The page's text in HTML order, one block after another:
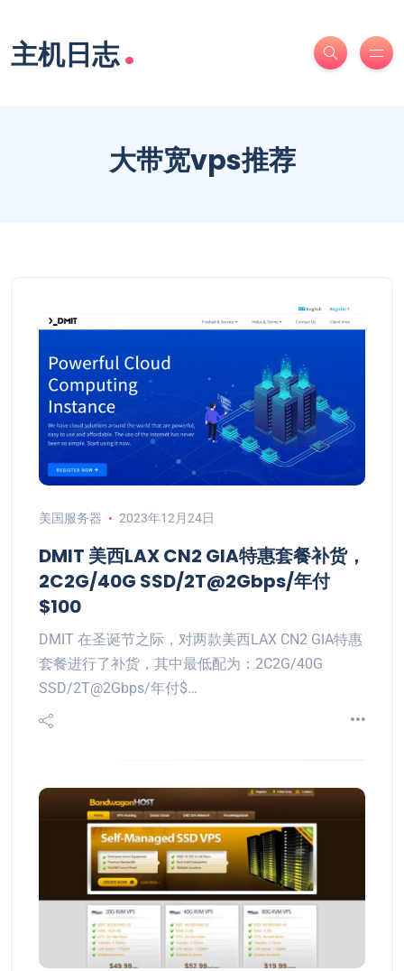
主机日志.
大带宽vps推荐
美国服务器 2023年12月24日
DMIT 美西LAX CN2 GIA特惠套餐补货，
2C2G/40G SSD/2T@2Gbps/年付
$100
DMIT 在圣诞节之际，对两款美西LAX CN2 GIA特惠
套餐进行了补货，其中最低配为：2C2G/40G
SSD/2T@2Gbps/年付$…